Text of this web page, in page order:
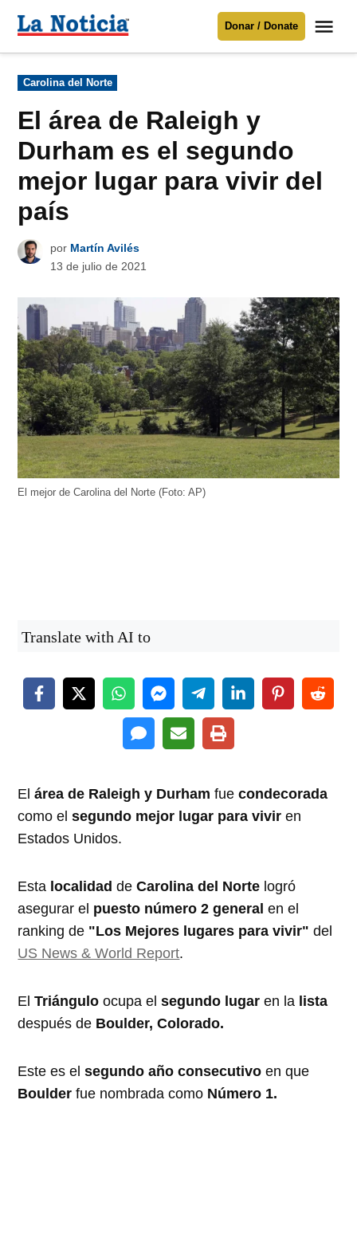
Para mantenerte informado necesitamos
Donar
contenido
Noticia
Donar / Donate
Publicado
en
Carolina del Norte
El área de Raleigh y
Durham es el segundo
mejor lugar para vivir del
país
por Martín Avilés
13 de julio de 2021
El mejor de Carolina del Norte (Foto: AP)
Translate with AI to
Elárea de Raleigh y Durham fuecondecorada
como el segundo mejor lugar para viviren
Estados Unidos.
Esta localidaddeCarolina del Norte logró
asegurar el puesto número 2 generalen el
ranking de "Los Mejores lugares para vivir" del
US News & World Report.
ElTriánguloocupa elsegundo lugaren la lista
después de Boulder, Colorado.
Este es elsegundo año consecutivoen que
Boulderfue nombrada como Número 1.